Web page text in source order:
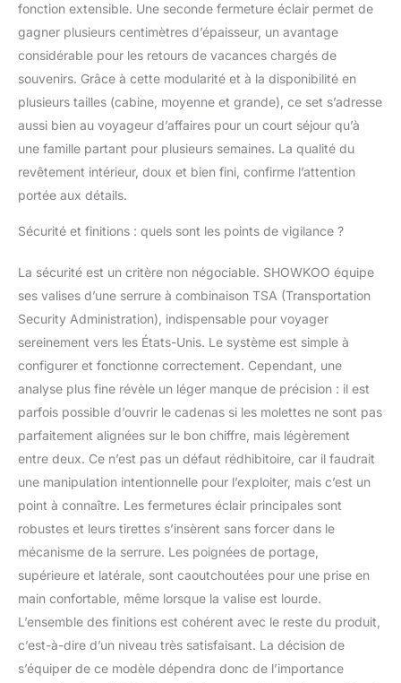
personnel de la TSA
d’inspecter vos
bagages sans
endommager la
serrure, ce qui rend vos
effets personnels plus
sûrs et votre voyage
avez des questions sur
les Verrouillage TSA,
Télescopique -- Valises
roulette SHOWKOO est
doté d’une poignée
ergonomique en
aluminium, vous
permettant de vous
déplacer facilement
restreints. Les
poignées de transport
supérieures et latérales
en matériau TPU
mieux vos doigts.
fonction extensible. Une seconde fermeture éclair permet de
gagner plusieurs centimètres d’épaisseur, un avantage
considérable pour les retours de vacances chargés de
souvenirs. Grâce à cette modularité et à la disponibilité en
plusieurs tailles (cabine, moyenne et grande), ce set s’adresse
aussi bien au voyageur d’affaires pour un court séjour qu’à
une famille partant pour plusieurs semaines. La qualité du
revêtement intérieur, doux et bien fini, confirme l’attention
portée aux détails.
Sécurité et finitions : quels sont les points de vigilance ?
La sécurité est un critère non négociable. SHOWKOO équipe
ses valises d’une serrure à combinaison TSA (Transportation
Security Administration), indispensable pour voyager
sereinement vers les États-Unis. Le système est simple à
configurer et fonctionne correctement. Cependant, une
analyse plus fine révèle un léger manque de précision : il est
parfois possible d’ouvrir le cadenas si les molettes ne sont pas
parfaitement alignées sur le bon chiffre, mais légèrement
entre deux. Ce n’est pas un défaut rédhibitoire, car il faudrait
une manipulation intentionnelle pour l’exploiter, mais c’est un
point à connaître. Les fermetures éclair principales sont
robustes et leurs tirettes s’insèrent sans forcer dans le
mécanisme de la serrure. Les poignées de portage,
supérieure et latérale, sont caoutchoutées pour une prise en
main confortable, même lorsque la valise est lourde.
L’ensemble des finitions est cohérent avec le reste du produit,
c’est-à-dire d’un niveau très satisfaisant. La décision de
s’équiper de ce modèle dépendra donc de l’importance